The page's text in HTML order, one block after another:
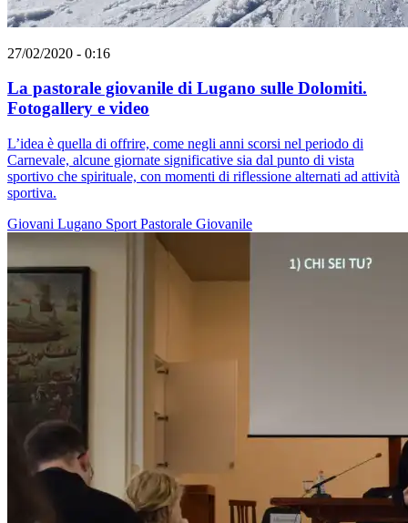
27/02/2020 - 0:16
La pastorale giovanile di Lugano sulle Dolomiti.
Fotogallery e video
L’idea è quella di offrire, come negli anni scorsi nel periodo di
Carnevale, alcune giornate significative sia dal punto di vista
sportivo che spirituale, con momenti di riflessione alternati ad attività
sportiva.
Giovani Lugano Sport Pastorale Giovanile